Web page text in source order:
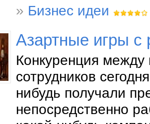
» Бизнес идеи
Азартные игры с
Конкуренция
сотрудников
нибудь получали
непосредственно